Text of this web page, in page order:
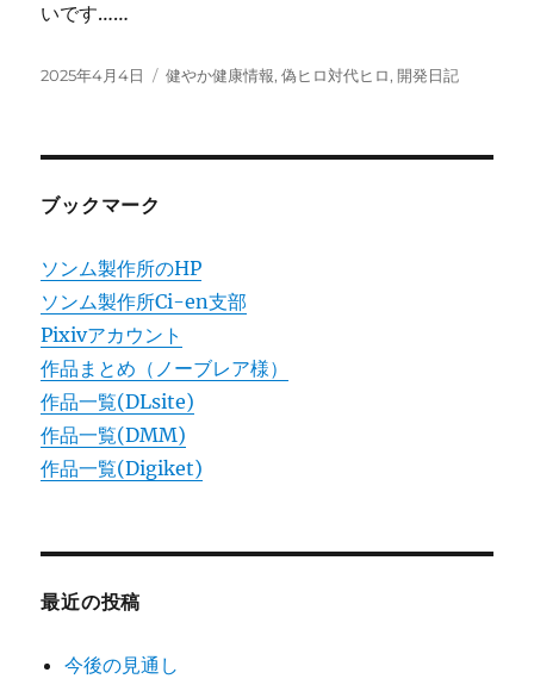
いです……
投
2025年4月4日
カ
健やか健康情報,偽ヒロ対代ヒロ, 開発日記
ブックマーク
ソンム製作所のHP
ソンム製作所Ci-en支部
Pixivアカウント
作品まとめ（ノーブレア様）
作品一覧(DLsite)
作品一覧(DMM)
作品一覧(Digiket)
最近の投稿
今後の見通し